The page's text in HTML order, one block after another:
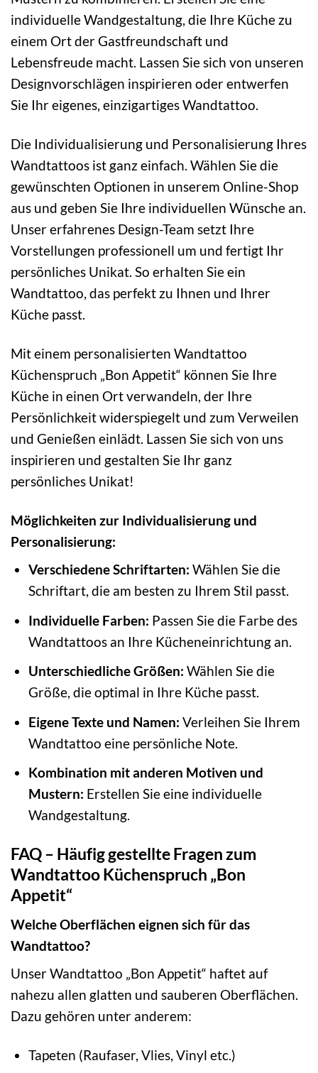
individuelle Wandgestaltung, die Ihre Küche zu
einem Ort der Gastfreundschaft und
Lebensfreude macht. Lassen Sie sich von unseren
Designvorschlägen inspirieren oder entwerfen
Sie Ihr eigenes, einzigartiges Wandtattoo.
Die Individualisierung und Personalisierung Ihres
Wandtattoos ist ganz einfach. Wählen Sie die
gewünschten Optionen in unserem Online-Shop
aus und geben Sie Ihre individuellen Wünsche an.
Unser erfahrenes Design-Team setzt Ihre
Vorstellungen professionell um und fertigt Ihr
persönliches Unikat. So erhalten Sie ein
Wandtattoo, das perfekt zu Ihnen und Ihrer
Küche passt.
Mit einem personalisierten Wandtattoo
Küchenspruch „Bon Appetit“ können Sie Ihre
Küche in einen Ort verwandeln, der Ihre
Persönlichkeit widerspiegelt und zum Verweilen
und Genießen einlädt. Lassen Sie sich von uns
inspirieren und gestalten Sie Ihr ganz
persönliches Unikat!
Möglichkeiten zur Individualisierung und
Personalisierung:
Verschiedene Schriftarten: Wählen Sie die
Schriftart, die am besten zu Ihrem Stil passt.
Individuelle Farben: Passen Sie die Farbe des
Wandtattoos an Ihre Kücheneinrichtung an.
Unterschiedliche Größen: Wählen Sie die
Größe, die optimal in Ihre Küche passt.
Eigene Texte und Namen: Verleihen Sie Ihrem
Wandtattoo eine persönliche Note.
Kombination mit anderen Motiven und
Mustern: Erstellen Sie eine individuelle
Wandgestaltung.
FAQ – Häufig gestellte Fragen zum
Wandtattoo Küchenspruch „Bon
Appetit“
Welche Oberflächen eignen sich für das
Wandtattoo?
Unser Wandtattoo „Bon Appetit“ haftet auf
nahezu allen glatten und sauberen Oberflächen.
Dazu gehören unter anderem:
Tapeten (Raufaser, Vlies, Vinyl etc.)